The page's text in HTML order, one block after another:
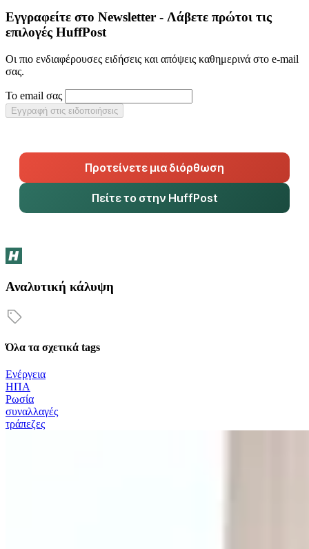
Εγγραφείτε στο Newsletter - Λάβετε πρώτοι τις
επιλογές HuffPost
Οι πιο ενδιαφέρουσες ειδήσεις και απόψεις καθημερινά στο e-mail
σας.
Το email σας
Εγγραφή στις ειδοποιήσεις
Προτείνετε μια διόρθωση
Πείτε το στην HuffPost
Αναλυτική κάλυψη
Όλα τα σχετικά tags
Ενέργεια
ΗΠΑ
Ρωσία
συναλλαγές
τράπεζες